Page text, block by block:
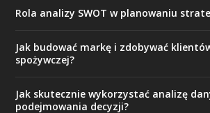
Rola analizy SWOT w planowaniu
Jak budować markę i zdobywać
spożywczej?
Jak skutecznie wykorzystać analizę
podejmowania decyzji?